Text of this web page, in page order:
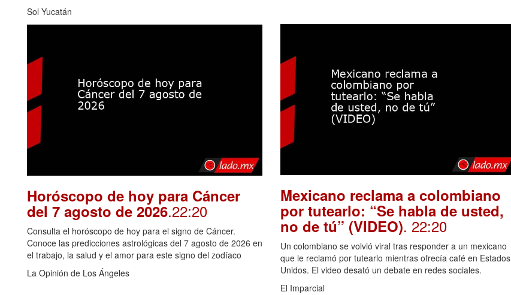
Sol Yucatán
Horóscopo de hoy para Cáncer
del 7 agosto de 2026.22:20
Consulta el horóscopo de hoy para el signo de Cáncer.
Conoce las predicciones astrológicas del 7 agosto de 2026 en
el trabajo, la salud y el amor para este signo del zodíaco
La Opinión de Los Ángeles
Mexicano reclama a colombiano
por tutearlo: “Se habla de usted,
no de tú” (VIDEO). 22:20
Un colombiano se volvió viral tras responder a un mexicano
que le reclamó por tutearlo mientras ofrecía café en Estados
Unidos. El video desató un debate en redes sociales.
El Imparcial